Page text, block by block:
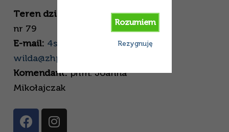
Rozumiem
Rezygnuję
Teren działania:
SP nr 42, SP
nr 79
E-mail: 4szdhiz.poznan-
wilda@zhp.net.pl
Komendant:phm. Joanna
Mikołajczak